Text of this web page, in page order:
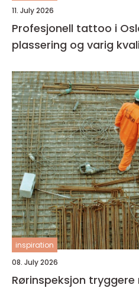
11. July 2026
Profesjonell tattoo i
plassering og varig
inspiration
08. July 2026